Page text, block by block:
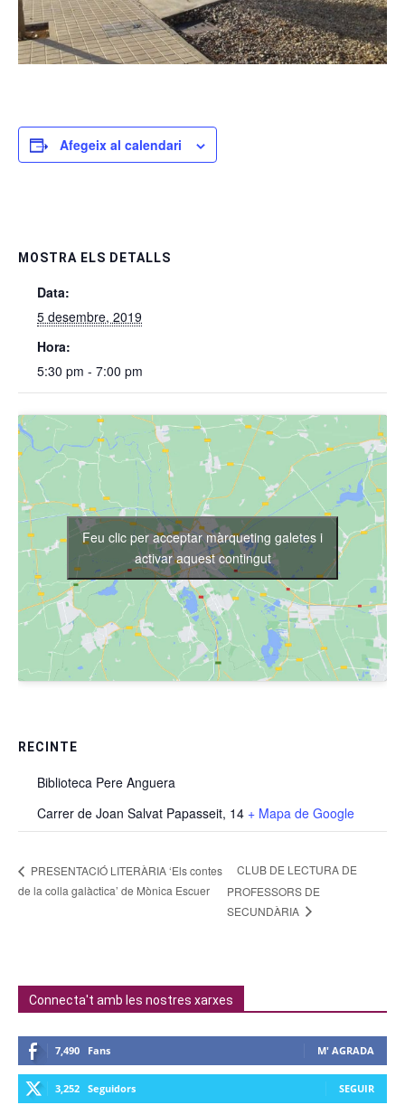
Afegeix al calendari
MOSTRA ELS DETALLS
Data:
5 desembre, 2019
Hora:
5:30 pm - 7:00 pm
RECINTE
Biblioteca Pere Anguera
Carrer de Joan Salvat Papasseit, 14 + Mapa de Google
Feu clic per acceptar màrqueting galetes i
activar aquest contingut
PRESENTACIÓ LITERÀRIA ‘Els contes
de la colla galàctica’ de Mònica Escuer
CLUB DE LECTURA DE
PROFESSORS DE
SECUNDÀRIA
Connecta't amb les nostres xarxes
7,490 Fans M' AGRADA
3,252 Seguidors SEGUIR